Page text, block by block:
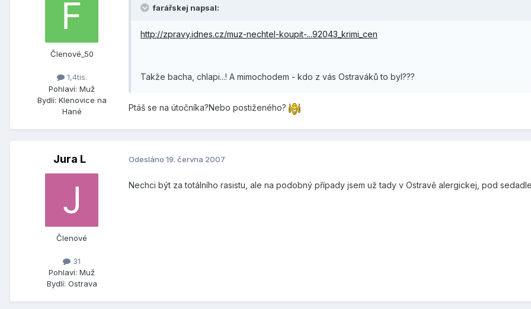
Členové_50
1,4tis.
Pohlaví: Muž
Bydlí: Klenovice na
Hané
farářskej napsal:
http://zpravy.idnes.cz/muz-nechtel-koupit-...92043_krimi_cen
Takže bacha, chlapi...! A mimochodem - kdo z vás Ostraváků to byl???
Ptáš se na útočníka?Nebo postiženého?
Jura L
Členové
31
Pohlaví: Muž
Bydlí: Ostrava
Odesláno 19. června 2007
Nechci být za totálního rasistu, ale na podobný případy jsem už tady v Ostravě alergickej, pod